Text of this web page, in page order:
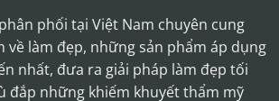
phối tại Việt Nam chuyên cung
về làm đẹp, những sản phẩm áp dụng
nhất, đưa ra giải pháp làm đẹp tối
đắp những khiếm khuyết thẩm mỹ